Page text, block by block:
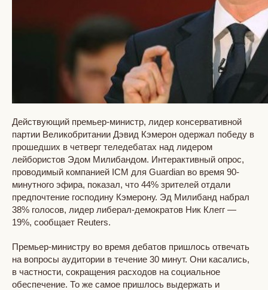
Действующий премьер-министр, лидер консервативной
партии Великобритании Дэвид Кэмерон одержал победу в
прошедших в четверг теледебатах над лидером
лейбористов Эдом Милибандом. Интерактивный опрос,
проводимый компанией ICM для Guardian во время 90-
минутного эфира, показал, что 44% зрителей отдали
предпочтение господину Кэмерону. Эд Милибанд набрал
38% голосов, лидер либерал-демократов Ник Клегг —
19%, сообщает Reuters.
Премьер-министру во время дебатов пришлось отвечать
на вопросы аудитории в течение 30 минут. Они касались,
в частности, сокращения расходов на социальное
обеспечение. То же самое пришлось выдержать и